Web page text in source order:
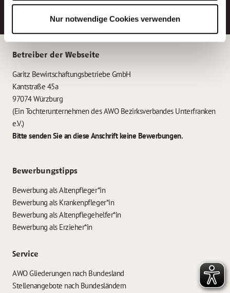
Nur notwendige Cookies verwenden
Betreiber der Webseite
Garitz Bewirtschaftungsbetriebe GmbH
Kantstraße 45a
97074 Würzburg
(Ein Tochterunternehmen des AWO Bezirksverbandes Unterfranken
e.V.)
Bitte senden Sie an diese Anschrift keine Bewerbungen.
Bewerbungstipps
Bewerbung als Altenpfleger*in
Bewerbung als Krankenpfleger*in
Bewerbung als Altenpflegehelfer*in
Bewerbung als Erzieher*in
Service
AWO Gliederungen nach Bundesland
Stellenangebote nach Bundesländern